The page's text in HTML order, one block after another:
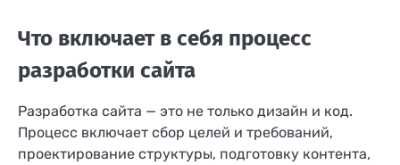
Что включает в себя процесс
разработки сайта
Разработка сайта — это не только дизайн и код.
Процесс включает сбор целей и требований,
проектирование структуры, подготовку контента,